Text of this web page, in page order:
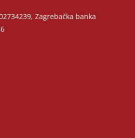
Zagrebačka banka